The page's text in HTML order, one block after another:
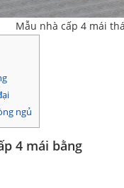
Mẫu nhà cấp 4 mái
ngủ
4 mái bằng